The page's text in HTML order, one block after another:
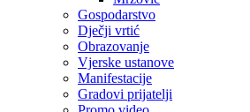
Gospodarstvo
Dječji vrtić
Obrazovanje
Vjerske ustanove
Manifestacije
Gradovi prijatelji